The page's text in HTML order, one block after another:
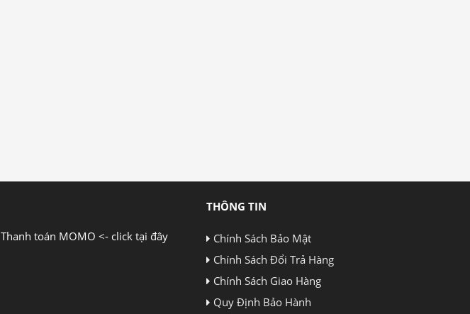
Thanh toán MOMO <- click tại đây
THÔNG TIN
Chính Sách Bảo Mật
Chính Sách Đổi Trả Hàng
Chính Sách Giao Hàng
Quy Định Bảo Hành